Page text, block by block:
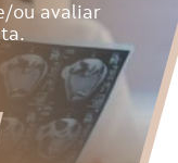
ou avaliar